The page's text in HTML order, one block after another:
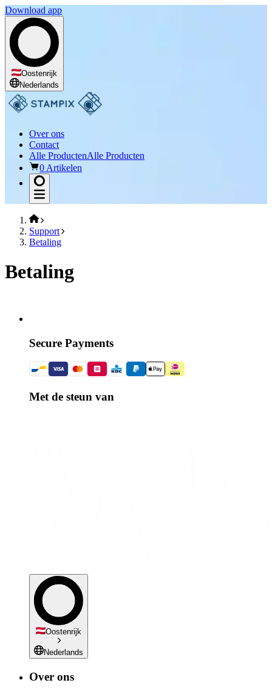
Download app
Oostenrijk
Nederlands
Over ons
Contact
Alle ProductenAlle Producten
0 Artikelen
Support
Betaling
Betaling
Secure Payments
Met de steun van
Oostenrijk
Nederlands
Over ons